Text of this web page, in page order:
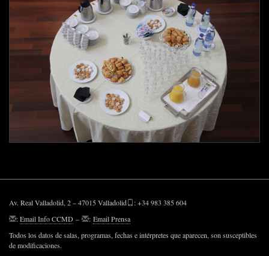
Av. Real Valladolid, 2 – 47015 Valladolid
: +34 983 385 604
:Email Info CCMD – : Email Prensa
Todos los datos de salas, programas, fechas e intérpretes que aparecen, son susceptibles
de modificaciones.